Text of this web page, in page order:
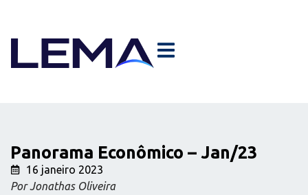
Panorama Econômico – Jan/23
16 janeiro 2023
Por Jonathas Oliveira